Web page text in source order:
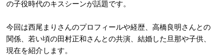
の子役時代のキスシーンが話題です。
今回は西尾まりさんのプロフィールや経歴、高橋良明さんとの
関係、若い頃の田村正和さんとの共演、結婚した旦那や子供、
現在を紹介します。